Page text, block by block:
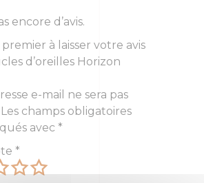
encore d’avis.
à laisser votre avis
d’oreilles Horizon
e-mail ne sera pas
Les champs obligatoires
avec *
*